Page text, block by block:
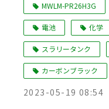
MWLM-PR26H3G
電池 化学
スラリータンク
カーボンブラック
2023-05-19 08:54